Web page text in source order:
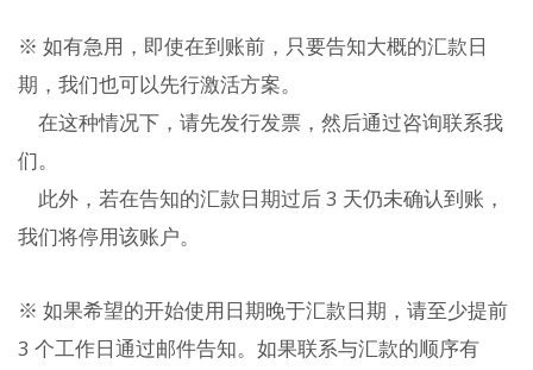
※ 如有急用，即使在到账前，只要告知大概的汇款日
期，我们也可以先行激活方案。
在这种情况下，请先发行发票，然后通过咨询联系我
们。
此外，若在告知的汇款日期过后 3 天仍未确认到账，
我们将停用该账户。
※ 如果希望的开始使用日期晚于汇款日期，请至少提前
3 个工作日通过邮件告知。如果联系与汇款的顺序有